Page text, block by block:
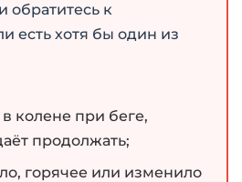
обратитесь к
есть хотя бы один из
колене при беге,
продолжать;
горячее или изменило